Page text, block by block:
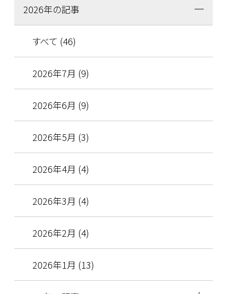
2026年の記事
すべて (46)
2026年7月 (9)
2026年6月 (9)
2026年5月 (3)
2026年4月 (4)
2026年3月 (4)
2026年2月 (4)
2026年1月 (13)